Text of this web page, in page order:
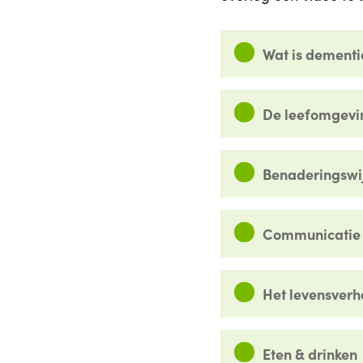
Wat is
De
Communicatie
Het
Eten & drinken